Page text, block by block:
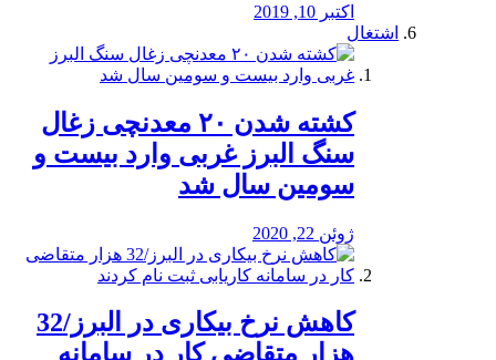
اکتبر 10, 2019
اشتغال
کشته شدن ۲۰ معدنچی زغال
سنگ البرز غربی وارد بیست و
سومین سال شد
ژوئن 22, 2020
کاهش نرخ بیکاری در البرز/32
هزار متقاضی کار در سامانه